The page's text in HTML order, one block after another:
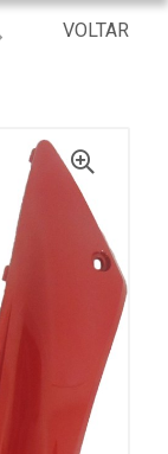
VOLTAR